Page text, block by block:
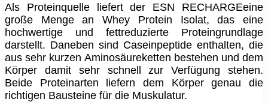
Als Proteinquelle liefert der ESN RECHARGEeine
große Menge an Whey Protein Isolat, das eine
hochwertige und fettreduzierte Proteingrundlage
darstellt. Daneben sind Caseinpeptide enthalten, die
aus sehr kurzen Aminosäureketten bestehen und dem
Körper damit sehr schnell zur Verfügung stehen.
Beide Proteinarten liefern dem Körper genau die
richtigen Bausteine für die Muskulatur.